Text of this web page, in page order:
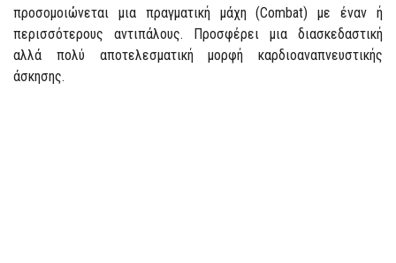
προσομοιώνεται μια πραγματική μάχη (Combat) με έναν ή
περισσότερους αντιπάλους. Προσφέρει μια διασκεδαστική
αλλά πολύ αποτελεσματική μορφή καρδιοαναπνευστικής
άσκησης.